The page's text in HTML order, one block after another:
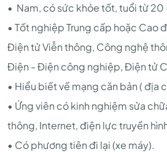
• Nam, có sức khỏe tốt, tuổi từ 20
• Tốt nghiệp Trung cấp hoặc Cao
Điện tử Viễn thông, Công nghệ
Điện - Điện công nghiệp, Điện tử
• Hiểu biết về mạng căn bản ( địa
• Ứng viên có kinh nghiệm sửa
thông, Internet, điện lực truyền
• Có phương tiên đi lại (xe máy).